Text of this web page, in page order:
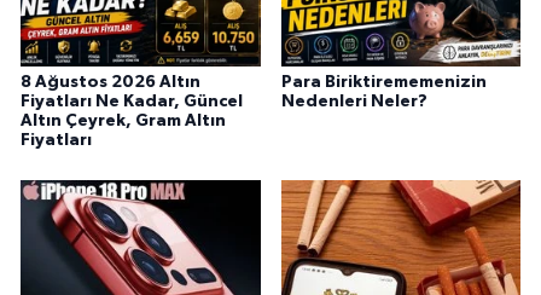
8 Ağustos 2026 Altın
Fiyatları Ne Kadar, Güncel
Altın Çeyrek, Gram Altın
Fiyatları
Para Biriktirememenizin
Nedenleri Neler?